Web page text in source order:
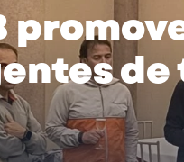
de